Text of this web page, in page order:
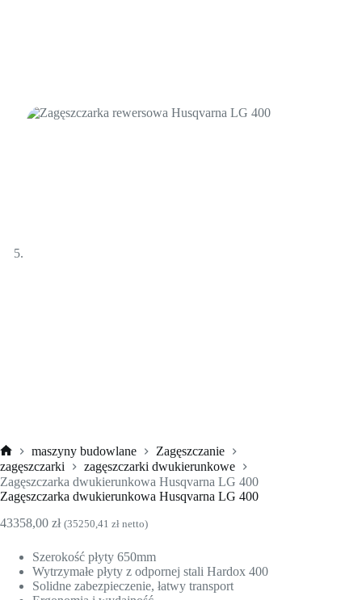
Strona
główna
maszyny budowlane
Zagęszczanie
zagęszczarki
zagęszczarki dwukierunkowe
Zagęszczarka dwukierunkowa Husqvarna LG 400
Zagęszczarka dwukierunkowa Husqvarna LG 400
43358,00 zł (35250,41 zł netto)
Szerokość płyty 650mm
Wytrzymałe płyty z odpornej stali Hardox 400
Solidne zabezpieczenie, łatwy transport